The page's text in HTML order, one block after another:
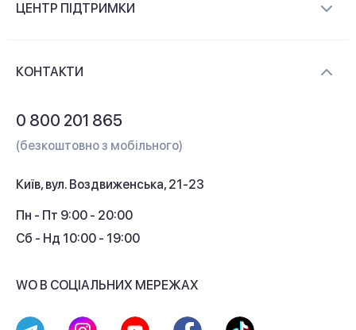
Контакти
ЦЕНТР ПІДТРИМКИ
Кешбек
КОНТАКТИ
0 800 201 865
(безкоштовно з мобільного)
Київ, вул. Воздвиженська, 21-23
Пн - Пт 9:00 - 20:00
Сб - Нд 10:00 - 19:00
WO В СОЦІАЛЬНИХ МЕРЕЖАХ